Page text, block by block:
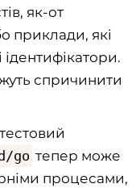
як-от
приклади, які
спричинити
go тепер може
процесами,